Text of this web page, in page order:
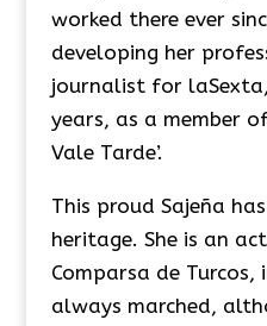
worked there ever
developing her
journalist for
years, as a member
Vale Tarde’.
This proud Sajeña
heritage. She is an
Comparsa de Turcos,
always marched,